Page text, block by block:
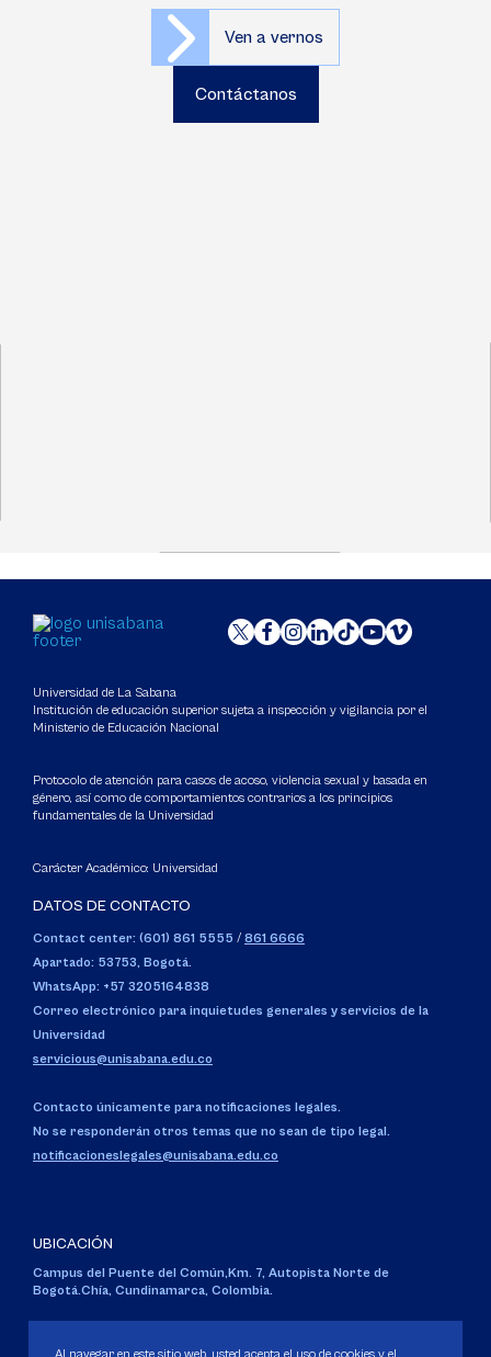
Ven a vernos
Contáctanos
Universidad de La Sabana
Institución de educación superior sujeta a inspección y vigilancia por el
Ministerio de Educación Nacional
Protocolo de atención para casos de acoso, violencia sexual y basada en
género, así como de comportamientos contrarios a los principios
fundamentales de la Universidad
Carácter Académico: Universidad
DATOS DE CONTACTO
Contact center: (601) 861 5555 / 861 6666
Apartado: 53753, Bogotá.
WhatsApp: +57 3205164838
Correo electrónico para inquietudes generales y servicios de la
Universidad
servicious@unisabana.edu.co
Contacto únicamente para notificaciones legales.
No se responderán otros temas que no sean de tipo legal.
notificacioneslegales@unisabana.edu.co
UBICACIÓN
Campus del Puente del Común,Km. 7, Autopista Norte de
Bogotá.Chía, Cundinamarca, Colombia.